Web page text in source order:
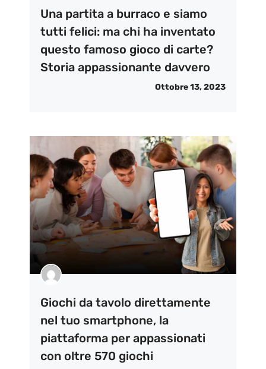
Una partita a burraco e siamo
tutti felici: ma chi ha inventato
questo famoso gioco di carte?
Storia appassionante davvero
Ottobre 13, 2023
Giochi da tavolo direttamente
nel tuo smartphone, la
piattaforma per appassionati
con oltre 570 giochi